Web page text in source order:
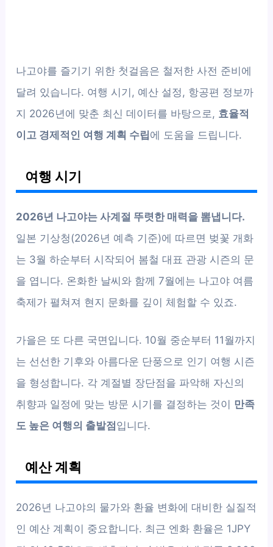
나고야를 즐기기 위한 첫걸음은 철저한 사전 준비에
달려 있습니다. 여행 시기, 예산 설정, 항공편 정보까
지 2026년에 맞춘 최신 데이터를 바탕으로, 효율적
이고 경제적인 여행 계획 수립에 도움을 드립니다.
여행 시기
2026년 나고야는 사계절 뚜렷한 매력을 뽐냅니다.
일본 기상청(2026년 예측 기준)에 따르면 벚꽃 개화
는 3월 하순부터 시작되어 봄철 대표 관광 시즌의 문
을 엽니다. 온화한 날씨와 함께 7월에는 나고야 여름
축제가 펼쳐져 현지 문화를 깊이 체험할 수 있죠.
가을은 또 다른 국면입니다. 10월 중순부터 11월까지
는 선선한 기후와 아름다운 단풍으로 인기 여행 시즌
을 형성합니다. 각 계절별 장단점을 파악해 자신의
취향과 일정에 맞는 방문 시기를 결정하는 것이 만족
도 높은 여행의 출발점 입니다.
예산 계획
2026년 나고야의 물가와 환율 변화에 대비한 실질적
인 예산 계획이 중요합니다. 최근 엔화 환율은 1JPY